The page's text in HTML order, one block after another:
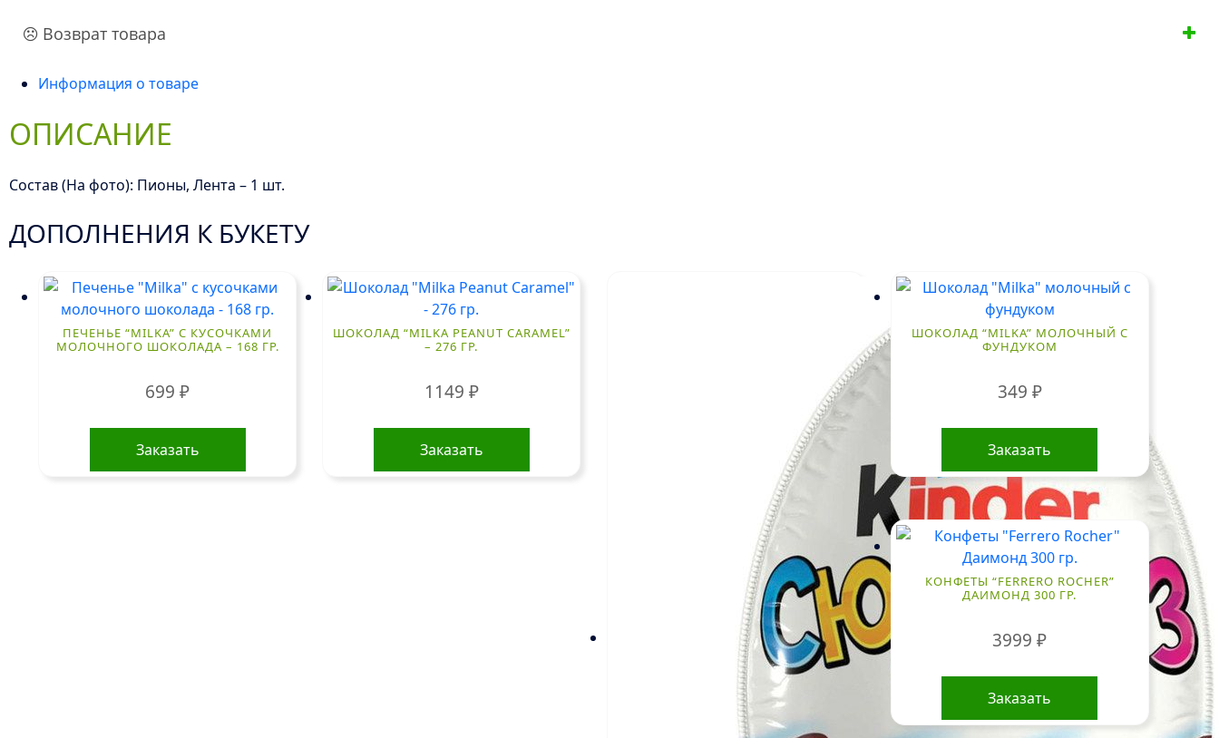
Возврат товара
Информация о товаре
ОПИСАНИЕ
Состав (На фото): Пионы, Лента – 1 шт.
ДОПОЛНЕНИЯ К БУКЕТУ
ПЕЧЕНЬЕ “MILKA” С КУСОЧКАМИ
МОЛОЧНОГО ШОКОЛАДА – 168 ГР.
699₽
Заказать
ШОКОЛАД “MILKA PEANUT CARAMEL”
– 276 ГР.
1149 ₽
Заказать
ШОКОЛАД “MILKA” МОЛОЧНЫЙ С
ФУНДУКОМ
349 ₽
Заказать
КОНФЕТЫ “FERRERO ROCHER”
ДАИМОНД 300 ГР.
3999₽
Заказать